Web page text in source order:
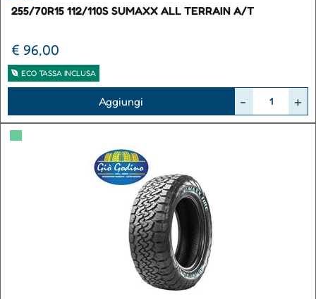
255/70R15 112/110S SUMAXX ALL TERRAIN A/T
€ 96,00
ECO TASSA INCLUSA
Aggiungi
▀